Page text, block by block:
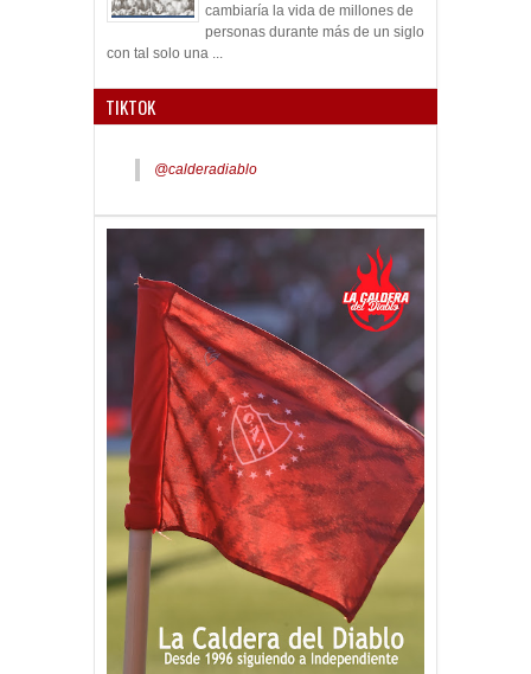
cambiaría la vida de millones de
personas durante más de un siglo
con tal solo una ...
TIKTOK
@calderadiablo